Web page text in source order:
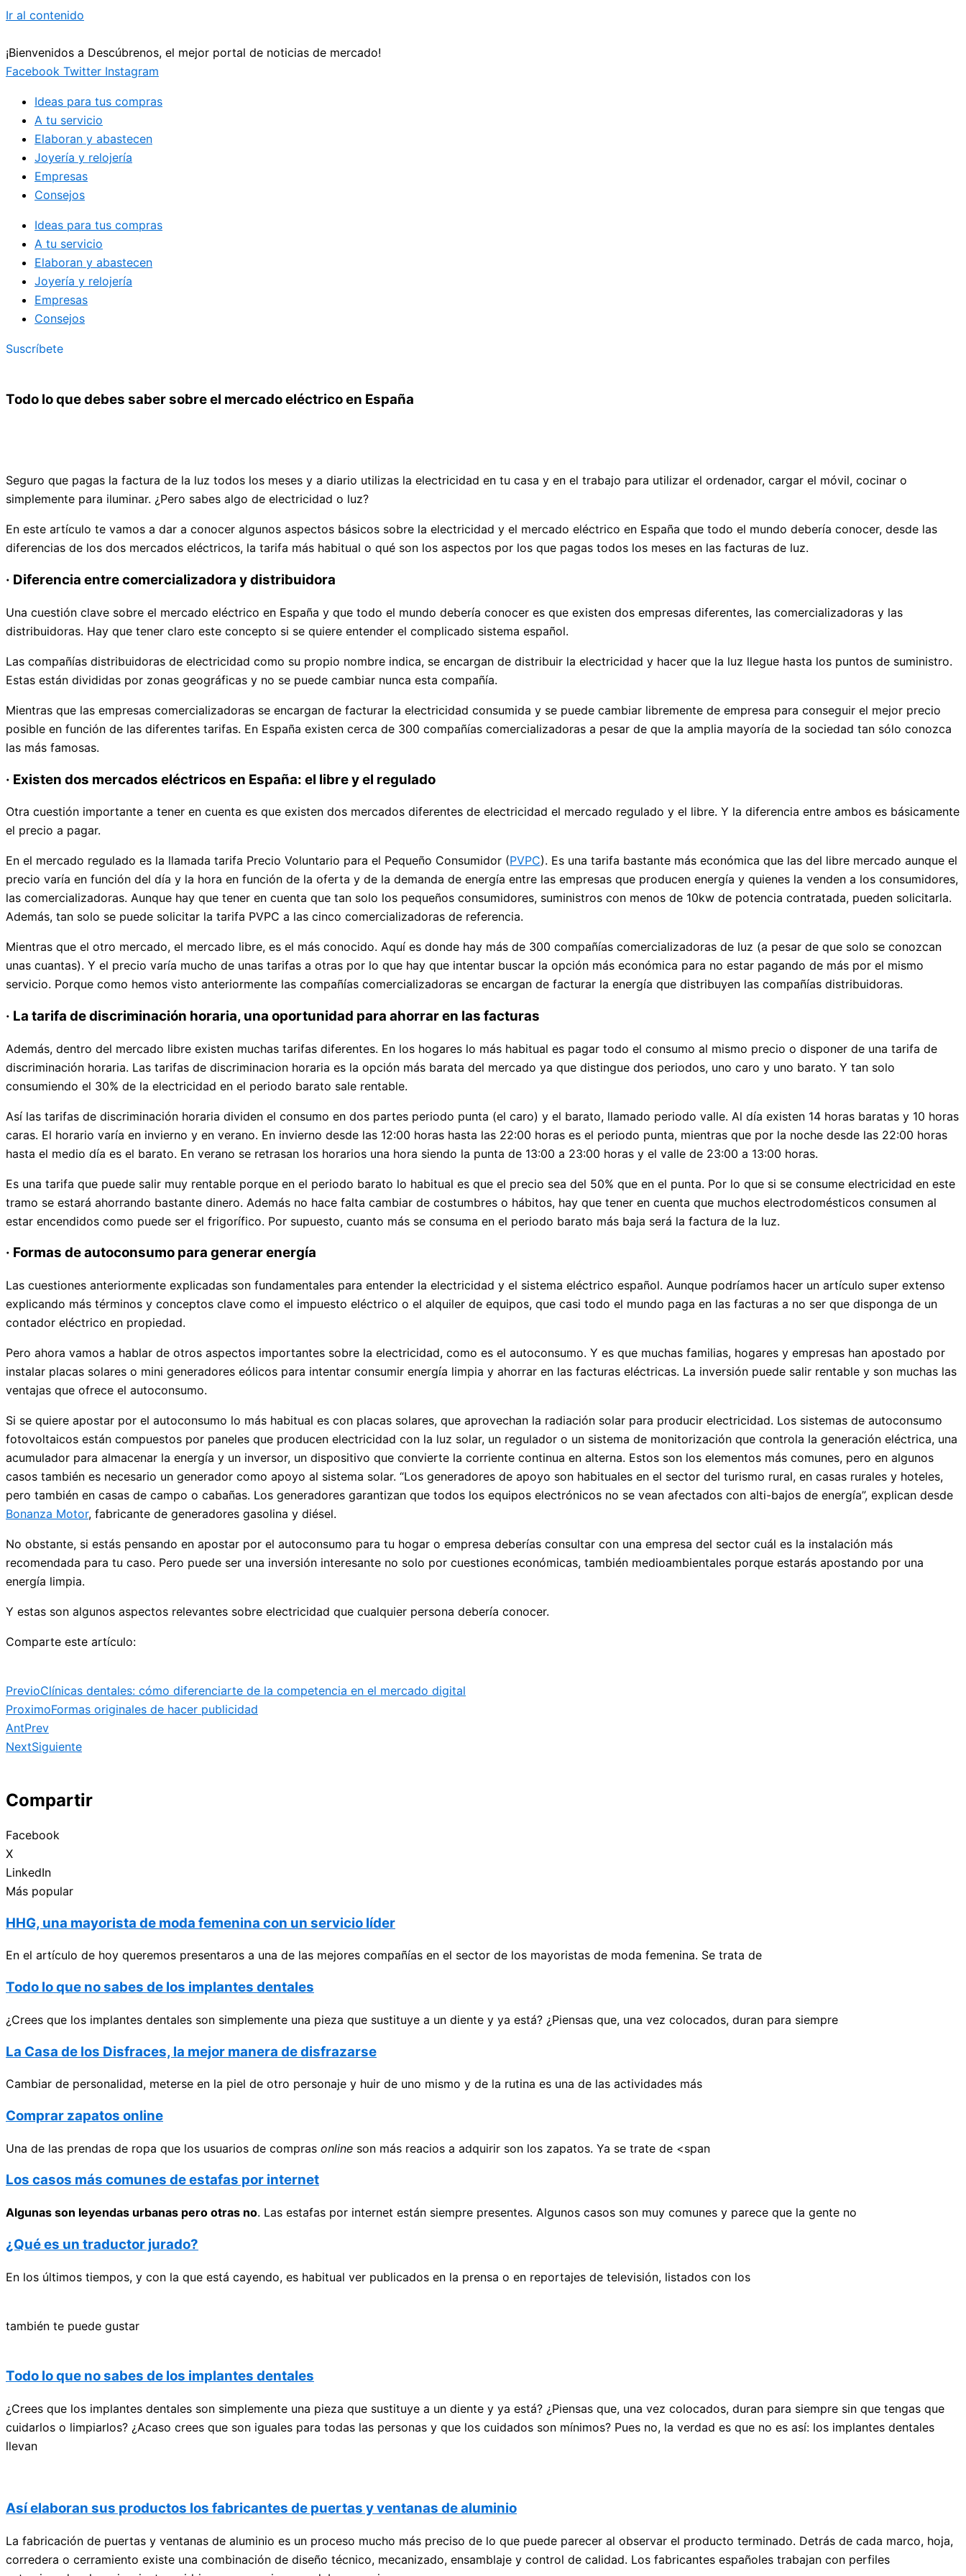
Ir al contenido
¡Bienvenidos a Descúbrenos, el mejor portal de noticias de mercado!
Facebook Twitter Instagram
Ideas para tus compras
A tu servicio
Elaboran y abastecen
Joyería y relojería
Empresas
Consejos
Ideas para tus compras
A tu servicio
Elaboran y abastecen
Joyería y relojería
Empresas
Consejos
Suscríbete
Todo lo que debes saber sobre el mercado eléctrico en España
Seguro que pagas la factura de la luz todos los meses y a diario utilizas la electricidad en tu casa y en el trabajo para utilizar el ordenador, cargar el móvil, cocinar o
simplemente para iluminar. ¿Pero sabes algo de electricidad o luz?
En este artículo te vamos a dar a conocer algunos aspectos básicos sobre la electricidad y el mercado eléctrico en España que todo el mundo debería conocer, desde las
diferencias de los dos mercados eléctricos, la tarifa más habitual o qué son los aspectos por los que pagas todos los meses en las facturas de luz.
· Diferencia entre comercializadora y distribuidora
Una cuestión clave sobre el mercado eléctrico en España y que todo el mundo debería conocer es que existen dos empresas diferentes, las comercializadoras y las
distribuidoras. Hay que tener claro este concepto si se quiere entender el complicado sistema español.
Las compañías distribuidoras de electricidad como su propio nombre indica, se encargan de distribuir la electricidad y hacer que la luz llegue hasta los puntos de suministro.
Estas están divididas por zonas geográficas y no se puede cambiar nunca esta compañía.
Mientras que las empresas comercializadoras se encargan de facturar la electricidad consumida y se puede cambiar libremente de empresa para conseguir el mejor precio
posible en función de las diferentes tarifas. En España existen cerca de 300 compañías comercializadoras a pesar de que la amplia mayoría de la sociedad tan sólo conozca
las más famosas.
· Existen dos mercados eléctricos en España: el libre y el regulado
Otra cuestión importante a tener en cuenta es que existen dos mercados diferentes de electricidad el mercado regulado y el libre. Y la diferencia entre ambos es básicamente
el precio a pagar.
En el mercado regulado es la llamada tarifa Precio Voluntario para el Pequeño Consumidor (PVPC). Es una tarifa bastante más económica que las del libre mercado aunque el
precio varía en función del día y la hora en función de la oferta y de la demanda de energía entre las empresas que producen energía y quienes la venden a los consumidores,
las comercializadoras. Aunque hay que tener en cuenta que tan solo los pequeños consumidores, suministros con menos de 10kw de potencia contratada, pueden solicitarla.
Además, tan solo se puede solicitar la tarifa PVPC a las cinco comercializadoras de referencia.
Mientras que el otro mercado, el mercado libre, es el más conocido. Aquí es donde hay más de 300 compañías comercializadoras de luz (a pesar de que solo se conozcan
unas cuantas). Y el precio varía mucho de unas tarifas a otras por lo que hay que intentar buscar la opción más económica para no estar pagando de más por el mismo
servicio. Porque como hemos visto anteriormente las compañías comercializadoras se encargan de facturar la energía que distribuyen las compañías distribuidoras.
· La tarifa de discriminación horaria, una oportunidad para ahorrar en las facturas
Además, dentro del mercado libre existen muchas tarifas diferentes. En los hogares lo más habitual es pagar todo el consumo al mismo precio o disponer de una tarifa de
discriminación horaria. Las tarifas de discriminacion horaria es la opción más barata del mercado ya que distingue dos periodos, uno caro y uno barato. Y tan solo
consumiendo el 30% de la electricidad en el periodo barato sale rentable.
Así las tarifas de discriminación horaria dividen el consumo en dos partes periodo punta (el caro) y el barato, llamado periodo valle. Al día existen 14 horas baratas y 10 horas
caras. El horario varía en invierno y en verano. En invierno desde las 12:00 horas hasta las 22:00 horas es el periodo punta, mientras que por la noche desde las 22:00 horas
hasta el medio día es el barato. En verano se retrasan los horarios una hora siendo la punta de 13:00 a 23:00 horas y el valle de 23:00 a 13:00 horas.
Es una tarifa que puede salir muy rentable porque en el periodo barato lo habitual es que el precio sea del 50% que en el punta. Por lo que si se consume electricidad en este
tramo se estará ahorrando bastante dinero. Además no hace falta cambiar de costumbres o hábitos, hay que tener en cuenta que muchos electrodomésticos consumen al
estar encendidos como puede ser el frigorífico. Por supuesto, cuanto más se consuma en el periodo barato más baja será la factura de la luz.
· Formas de autoconsumo para generar energía
Las cuestiones anteriormente explicadas son fundamentales para entender la electricidad y el sistema eléctrico español. Aunque podríamos hacer un artículo super extenso
explicando más términos y conceptos clave como el impuesto eléctrico o el alquiler de equipos, que casi todo el mundo paga en las facturas a no ser que disponga de un
contador eléctrico en propiedad.
Pero ahora vamos a hablar de otros aspectos importantes sobre la electricidad, como es el autoconsumo. Y es que muchas familias, hogares y empresas han apostado por
instalar placas solares o mini generadores eólicos para intentar consumir energía limpia y ahorrar en las facturas eléctricas. La inversión puede salir rentable y son muchas las
ventajas que ofrece el autoconsumo.
Si se quiere apostar por el autoconsumo lo más habitual es con placas solares, que aprovechan la radiación solar para producir electricidad. Los sistemas de autoconsumo
fotovoltaicos están compuestos por paneles que producen electricidad con la luz solar, un regulador o un sistema de monitorización que controla la generación eléctrica, una
acumulador para almacenar la energía y un inversor, un dispositivo que convierte la corriente continua en alterna. Estos son los elementos más comunes, pero en algunos
casos también es necesario un generador como apoyo al sistema solar. “Los generadores de apoyo son habituales en el sector del turismo rural, en casas rurales y hoteles,
pero también en casas de campo o cabañas. Los generadores garantizan que todos los equipos electrónicos no se vean afectados con alti-bajos de energía”, explican desde
Bonanza Motor, fabricante de generadores gasolina y diésel.
No obstante, si estás pensando en apostar por el autoconsumo para tu hogar o empresa deberías consultar con una empresa del sector cuál es la instalación más
recomendada para tu caso. Pero puede ser una inversión interesante no solo por cuestiones económicas, también medioambientales porque estarás apostando por una
energía limpia.
Y estas son algunos aspectos relevantes sobre electricidad que cualquier persona debería conocer.
Comparte este artículo:
PrevioClínicas dentales: cómo diferenciarte de la competencia en el mercado digital
ProximoFormas originales de hacer publicidad
AntPrev
NextSiguiente
Compartir
Facebook
X
LinkedIn
Más popular
HHG, una mayorista de moda femenina con un servicio líder
En el artículo de hoy queremos presentaros a una de las mejores compañías en el sector de los mayoristas de moda femenina. Se trata de
Todo lo que no sabes de los implantes dentales
¿Crees que los implantes dentales son simplemente una pieza que sustituye a un diente y ya está? ¿Piensas que, una vez colocados, duran para siempre
La Casa de los Disfraces, la mejor manera de disfrazarse
Cambiar de personalidad, meterse en la piel de otro personaje y huir de uno mismo y de la rutina es una de las actividades más
Comprar zapatos online
Una de las prendas de ropa que los usuarios de compras online son más reacios a adquirir son los zapatos. Ya se trate de <span
Los casos más comunes de estafas por internet
Algunas son leyendas urbanas pero otras no. Las estafas por internet están siempre presentes. Algunos casos son muy comunes y parece que la gente no
¿Qué es un traductor jurado?
En los últimos tiempos, y con la que está cayendo, es habitual ver publicados en la prensa o en reportajes de televisión, listados con los
también te puede gustar
Todo lo que no sabes de los implantes dentales
¿Crees que los implantes dentales son simplemente una pieza que sustituye a un diente y ya está? ¿Piensas que, una vez colocados, duran para siempre sin que tengas que
cuidarlos o limpiarlos? ¿Acaso crees que son iguales para todas las personas y que los cuidados son mínimos? Pues no, la verdad es que no es así: los implantes dentales
llevan
Así elaboran sus productos los fabricantes de puertas y ventanas de aluminio
La fabricación de puertas y ventanas de aluminio es un proceso mucho más preciso de lo que puede parecer al observar el producto terminado. Detrás de cada marco, hoja,
corredera o cerramiento existe una combinación de diseño técnico, mecanizado, ensamblaje y control de calidad. Los fabricantes españoles trabajan con perfiles